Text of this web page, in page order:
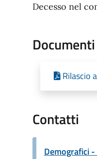
Decesso nel
Rilascio
Contatti
Demografici